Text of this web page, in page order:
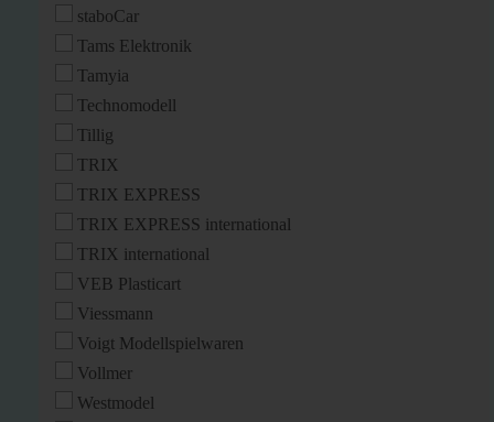
staboCar
Tams Elektronik
Tamyia
Technomodell
Tillig
TRIX
TRIX EXPRESS
TRIX EXPRESS international
TRIX international
VEB Plasticart
Viessmann
Voigt Modellspielwaren
Vollmer
Westmodel